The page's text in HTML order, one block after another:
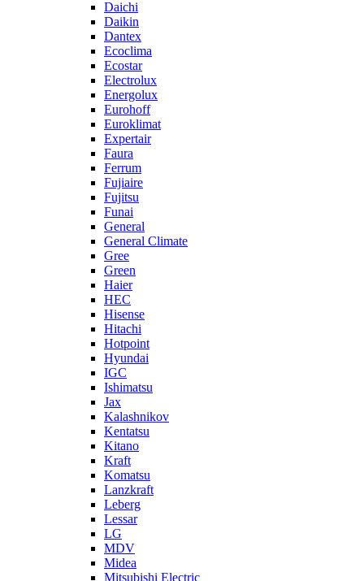
Daichi
Daikin
Dantex
Ecoclima
Ecostar
Electrolux
Energolux
Eurohoff
Euroklimat
Expertair
Faura
Ferrum
Fujiaire
Fujitsu
Funai
General
General Climate
Gree
Green
Haier
HEC
Hisense
Hitachi
Hotpoint
Hyundai
IGC
Ishimatsu
Jax
Kalashnikov
Kentatsu
Kitano
Kraft
Komatsu
Lanzkraft
Leberg
Lessar
LG
MDV
Midea
Mitsubishi Electric